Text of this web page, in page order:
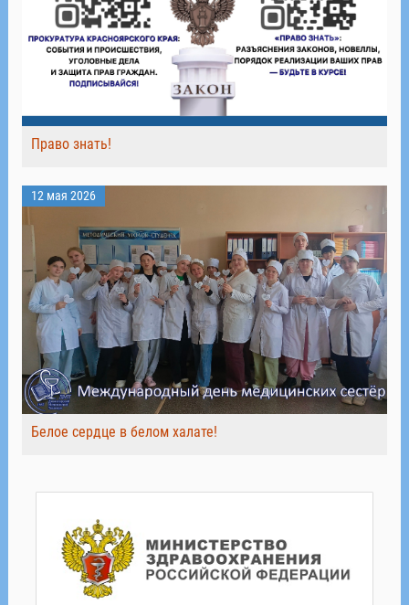
Право знать!
12 мая 2026
Белое сердце в белом халате!